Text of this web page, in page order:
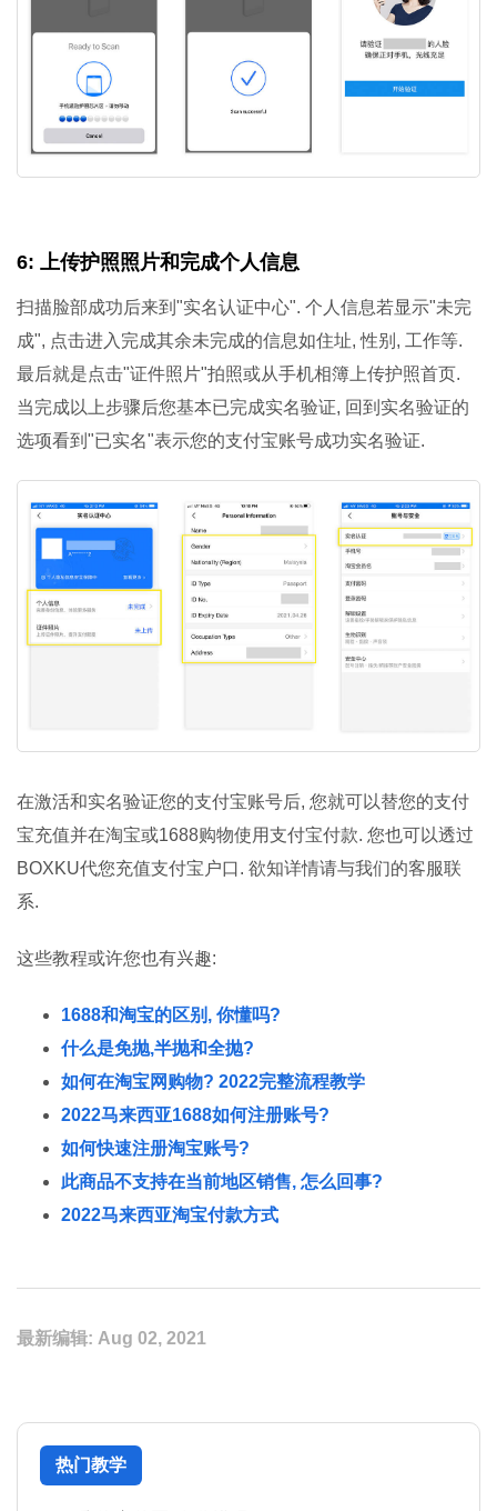
6: 上传护照照片和完成个人信息
扫描脸部成功后来到"实名认证中心". 个人信息若显示"未完
成", 点击进入完成其余未完成的信息如住址, 性别, 工作等.
最后就是点击"证件照片"拍照或从手机相簿上传护照首页.
当完成以上步骤后您基本已完成实名验证, 回到实名验证的
选项看到"已实名"表示您的支付宝账号成功实名验证.
在激活和实名验证您的支付宝账号后, 您就可以替您的支付
宝充值并在淘宝或1688购物使用支付宝付款. 您也可以透过
BOXKU代您充值支付宝户口. 欲知详情请与我们的客服联
系.
这些教程或许您也有兴趣:
1688和淘宝的区别, 你懂吗?
什么是免抛,半抛和全抛?
如何在淘宝网购物? 2022完整流程教学
2022马来西亚1688如何注册账号?
如何快速注册淘宝账号?
此商品不支持在当前地区销售, 怎么回事?
2022马来西亚淘宝付款方式
最新编辑: Aug 02, 2021
热门教学